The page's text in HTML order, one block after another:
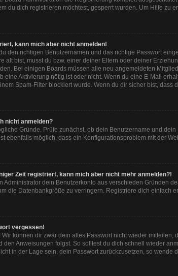
du dich registrieren möchtest, gesperrt wurden. Um Hilfe zu
kann mich aber nicht anmelden!
den richtigen Benutzernamen und das richtige Passwort
alt bist, musst du bzw. einer deiner Eltern oder deiner
Bei einigen Boards müssen alle neu angemeldeten
eine Aktivierung nötig ist oder nicht. Wenn du eine E-Mail
Spam-Filter blockiert wurde. Wenn du dir sicher bist,
nicht anmelden?
Gründe. Prüfe zunächst, ob dein Benutzername und
ebenfalls möglich, dass ein Konfigurationsproblem mit der
Zeit registriert, kann mich aber nicht mehr anmelden?!
Administrator dein Benutzerkonto aus verschieden Gründen
die Datenbankgröße zu verringern. Registriere dich einfach
vergessen!
Wir können dir zwar dein altes Passwort nicht wieder
den Anweisungen folgst. So solltest du dich schnell wieder
in der Lage sein, dein Passwort zurückzusetzen, so wende